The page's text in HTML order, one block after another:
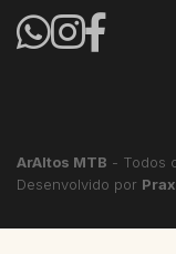
ArAltos MTB - Todos
Desenvolvido por